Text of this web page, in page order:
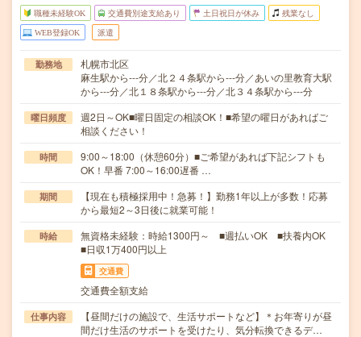
職種未経験OK 交通費別途支給あり 土日祝日が休み 残業なし
WEB登録OK 派遣
勤務地
札幌市北区
麻生駅から---分／北２４条駅から---分／あいの里教育大駅
から---分／北１８条駅から---分／北３４条駅から---分
曜日頻度
週2日～OK■曜日固定の相談OK！■希望の曜日があればご
相談ください！
時間
9:00～18:00（休憩60分）■ご希望があれば下記シフトも
OK！早番 7:00～16:00遅番 …
期間
【現在も積極採用中！急募！】勤務1年以上が多数！応募
から最短2～3日後に就業可能！
時給
無資格未経験：時給1300円～ ■週払いOK ■扶養内OK
■日収1万400円以上
交通費
交通費全額支給
仕事内容
【昼間だけの施設で、生活サポートなど】＊お年寄りが昼
間だけ生活のサポートを受けたり、気分転換できるデ…